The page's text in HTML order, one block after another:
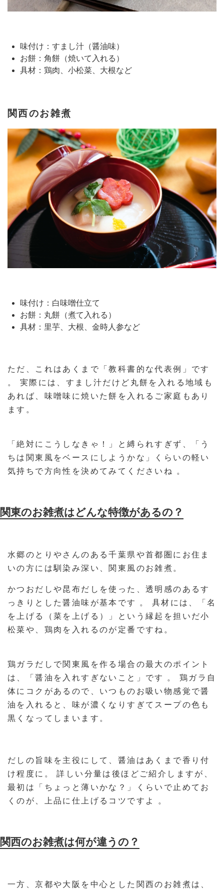
味付け：すまし汁（醤油味）
お餅：角餅（焼いて入れる）
具材：鶏肉、小松菜、大根など
関西のお雑煮
味付け：白味噌仕立て
お餅：丸餅（煮て入れる）
具材：里芋、大根、金時人参など
ただ、これはあくまで「教科書的な代表例」です
。 実際には、すまし汁だけど丸餅を入れる地域も
あれば、味噌味に焼いた餅を入れるご家庭もあり
ます。
「絶対にこうしなきゃ！」と縛られすぎず、「う
ちは関東風をベースにしようかな」くらいの軽い
気持ちで方向性を決めてみてくださいね 。
関東のお雑煮はどんな特徴があるの？
水郷のとりやさんのある千葉県や首都圏にお住ま
いの方には馴染み深い、関東風のお雑煮。
かつおだしや昆布だしを使った、透明感のあるす
っきりとした醤油味が基本です 。 具材には、「名
を上げる（菜を上げる）」という縁起を担いだ小
松菜や、鶏肉を入れるのが定番ですね。
鶏ガラだしで関東風を作る場合の最大のポイント
は、「醤油を入れすぎないこと」です 。 鶏ガラ自
体にコクがあるので、いつものお吸い物感覚で醤
油を入れると、味が濃くなりすぎてスープの色も
黒くなってしまいます。
だしの旨味を主役にして、醤油はあくまで香り付
け程度に。 詳しい分量は後ほどご紹介しますが、
最初は「ちょっと薄いかな？」くらいで止めてお
くのが、上品に仕上げるコツですよ 。
関西のお雑煮は何が違うの？
一方、京都や大阪を中心とした関西のお雑煮は、